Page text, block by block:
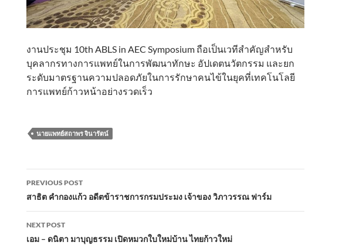
งานประชุม 10th ABLS in AEC Symposium ถือเป็นเวทีสำคัญสำหรับ
บุคลากรทางการแพทย์ในการพัฒนาทักษะ อัปเดตนวัตกรรม และยก
ระดับมาตรฐานความปลอดภัยในการรักษาคนไข้ในยุคที่เทคโนโลยี
การแพทย์ก้าวหน้าอย่างรวดเร็ว
นายแพทย์สถาพร จินารัตน์
Post
navigation
PREVIOUS POST
สาธิต คำกองแก้ว อดีตข้าราชการกรมประมง เจ้าของ วิภาวรรณ ฟาร์ม
NEXT POST
เอม – ดนิตา มาบุญธรรม เปิดหมวกใบใหม่บ้าน ไทยก้าวใหม่